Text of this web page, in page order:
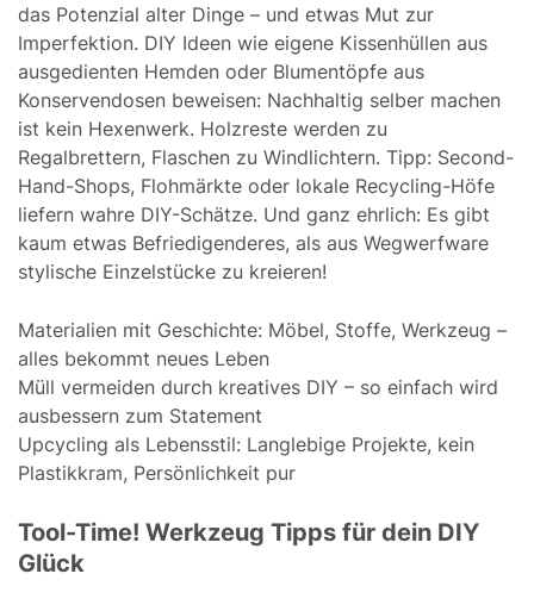
das Potenzial alter Dinge – und etwas Mut zur
Imperfektion. DIY Ideen wie eigene Kissenhüllen aus
ausgedienten Hemden oder Blumentöpfe aus
Konservendosen beweisen: Nachhaltig selber machen
ist kein Hexenwerk. Holzreste werden zu
Regalbrettern, Flaschen zu Windlichtern. Tipp: Second-
Hand-Shops, Flohmärkte oder lokale Recycling-Höfe
liefern wahre DIY-Schätze. Und ganz ehrlich: Es gibt
kaum etwas Befriedigenderes, als aus Wegwerfware
stylische Einzelstücke zu kreieren!
Materialien mit Geschichte: Möbel, Stoffe, Werkzeug –
alles bekommt neues Leben
Müll vermeiden durch kreatives DIY – so einfach wird
ausbessern zum Statement
Upcycling als Lebensstil: Langlebige Projekte, kein
Plastikkram, Persönlichkeit pur
Tool-Time! Werkzeug Tipps für dein DIY
Glück